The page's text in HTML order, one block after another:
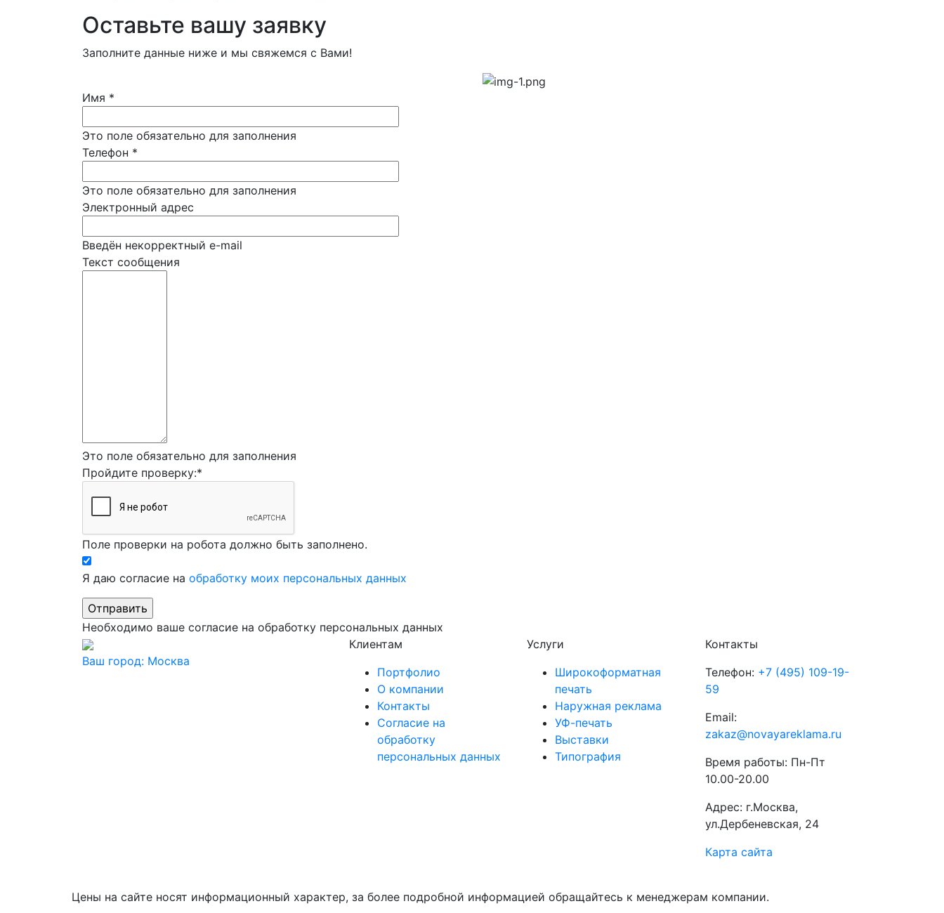
Оставьте вашу заявку
Заполните данные ниже и мы свяжемся с Вами!
Имя *
Это поле обязательно для заполнения
Телефон *
Это поле обязательно для заполнения
Электронный адрес
Введён некорректный e-mail
Текст сообщения
Это поле обязательно для заполнения
Пройдите проверку:*
Поле проверки на робота должно быть заполнено.
Я даю согласие на обработку моих персональных данных
Необходимо ваше согласие на обработку персональных данных
Ваш город: Москва
Клиентам
Портфолио
О компании
Контакты
Согласие на
обработку
персональных данных
Услуги
Широкоформатная
печать
Наружная реклама
УФ-печать
Выставки
Типография
Контакты
Телефон: +7 (495) 109-19-
59
Email:
zakaz@novayareklama.ru
Время работы: Пн-Пт
10.00-20.00
Адрес: г.Москва,
ул.Дербеневская, 24
Карта сайта
Цены на сайте носят информационный характер, за более подробной информацией обращайтесь к менеджерам компании.